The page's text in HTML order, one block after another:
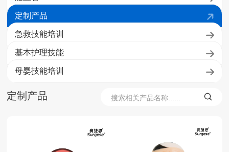
定制产品
急救技能培训
基本护理技能
母婴技能培训
定制产品 